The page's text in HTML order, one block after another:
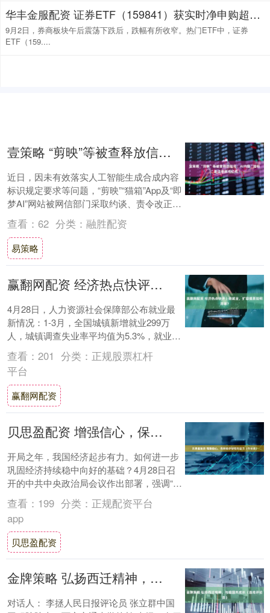
华丰金服配资 证券ETF（159841）获实时净申购超2亿份，上周累计“吸金”超8亿元，券商中报全线飘红，机构：证券行业的整体经营环境持续向好
9月2日，券商板块午后震荡下跌后，跌幅有所收窄。热门ETF中，证券
ETF（159....
壹策略 “剪映”等被查释放信号：AI内容“加标”是法律底线红线
近日，因未有效落实人工智能生成合成内容
标识规定要求等问题，“剪映”“猫箱”App及“即
梦AI”网站被网信部门采取约谈、责令改正、
警告、从严处理责任人等处置处罚措....
查看： 62 分类： 融胜配资
易策略
赢翻网配资 经济热点快评丨稳就业，扩容提质如何并举？
4月28日，人力资源社会保障部公布就业最
新情况：1-3月，全国城镇新增就业299万
人，城镇调查失业率平均值为5.3%，就业形
势保持总体稳定。 就业稳来之不易。当....
查看： 201 分类： 正规股票杠杆
平台
赢翻网配资
贝思盈配资 增强信心，保持经济韧性和活力（今日谈）
开局之年，我国经济起步有力。如何进一步
巩固经济持续稳中向好的基础？4月28日召
开的中共中央政治局会议作出部署，强调“要
增强信心，以更大力度和更实举措抓好经济
工作....
查看： 199 分类： 正规配资平台
app
贝思盈配资
金牌策略 弘扬西迁精神，与祖国共成长（连线评论员）
对话人： 李拯人民日报评论员 张立群中国